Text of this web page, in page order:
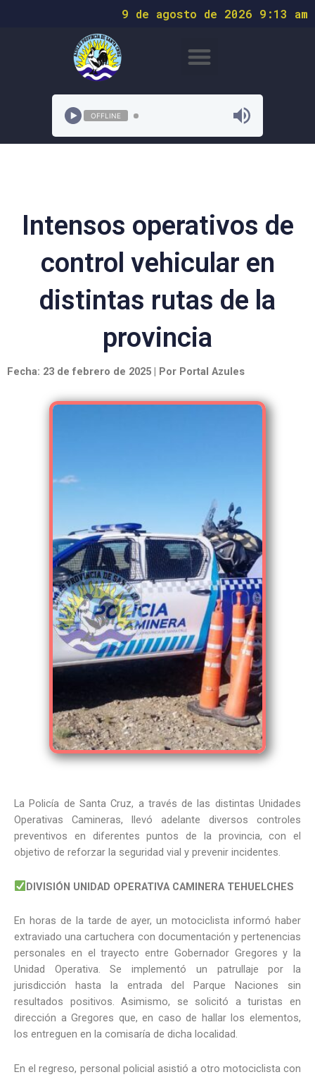
9 de agosto de 2026 9:13 am
OFFLINE
Intensos operativos de
control vehicular en
distintas rutas de la
provincia
Fecha: 23 de febrero de 2025 | Por Portal Azules
La Policía de Santa Cruz, a través de las distintas Unidades
Operativas Camineras, llevó adelante diversos controles
preventivos en diferentes puntos de la provincia, con el
objetivo de reforzar la seguridad vial y prevenir incidentes.
DIVISIÓN UNIDAD OPERATIVA CAMINERA TEHUELCHES
En horas de la tarde de ayer, un motociclista informó haber
extraviado una cartuchera con documentación y pertenencias
personales en el trayecto entre Gobernador Gregores y la
Unidad Operativa. Se implementó un patrullaje por la
jurisdicción hasta la entrada del Parque Naciones sin
resultados positivos. Asimismo, se solicitó a turistas en
dirección a Gregores que, en caso de hallar los elementos,
los entreguen en la comisaría de dicha localidad.
En el regreso, personal policial asistió a otro motociclista con